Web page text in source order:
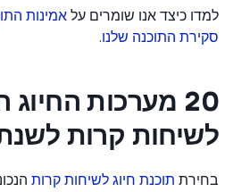
כיצד אנו שומרים עלאמינות התוכן
התוכנה שלנו .
20 מערכות החיוג
קרות לשנת 2026
תוכנת חיוג לשיחות קרותהנכונה